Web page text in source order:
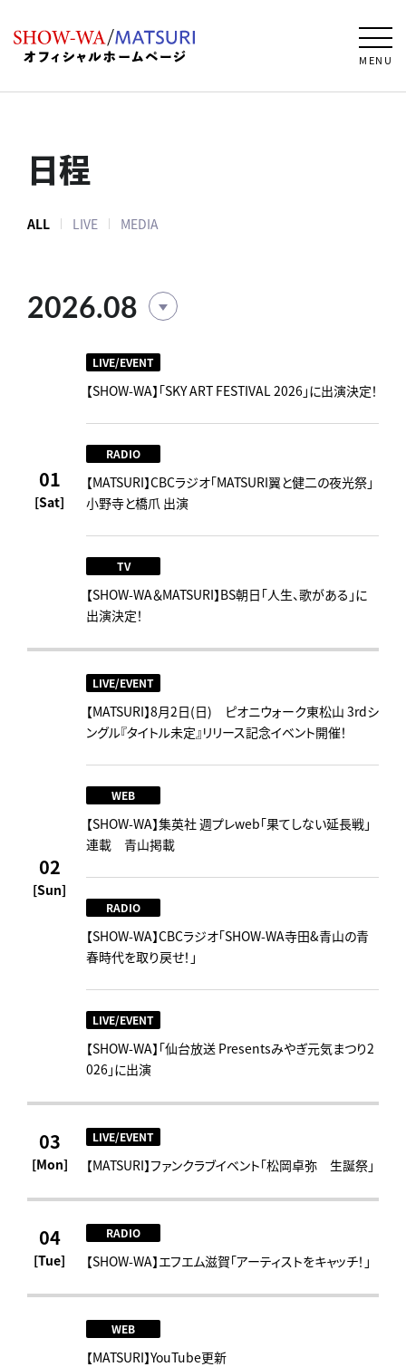
MENU
日程
ALL LIVE MEDIA
2026.08
01
[Sat]
LIVE/EVENT
【SHOW-WA】「SKY ART FESTIVAL 2026」に出演決定！
RADIO
【MATSURI】CBCラジオ「MATSURI翼と健二の夜光祭」
小野寺と橋爪 出演
TV
【SHOW-WA＆MATSURI】BS朝日「人生、歌がある」に
出演決定！
02
[Sun]
LIVE/EVENT
【MATSURI】8月2日(日) ピオニウォーク東松山 3rdシ
ングル『タイトル未定』リリース記念イベント開催！
WEB
【SHOW-WA】集英社 週プレweb｢果てしない延長戦｣
連載 青山掲載
RADIO
【SHOW-WA】CBCラジオ｢SHOW-WA寺田&青山の青
春時代を取り戻せ！｣
LIVE/EVENT
【SHOW-WA】「仙台放送 Presentsみやぎ元気まつり2
026」に出演
03
[Mon]
LIVE/EVENT
【MATSURI】ファンクラブイベント「松岡卓弥 生誕祭」
04
[Tue]
RADIO
【SHOW-WA】エフエム滋賀「アーティストをキャッチ！」
WEB
【MATSURI】YouTube更新